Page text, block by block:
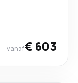
vanaf€ 603